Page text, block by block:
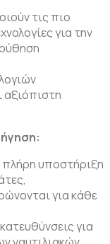
τις πιο
για την
αξιόπιστη
πλήρη υποστήριξη
για κάθε
για